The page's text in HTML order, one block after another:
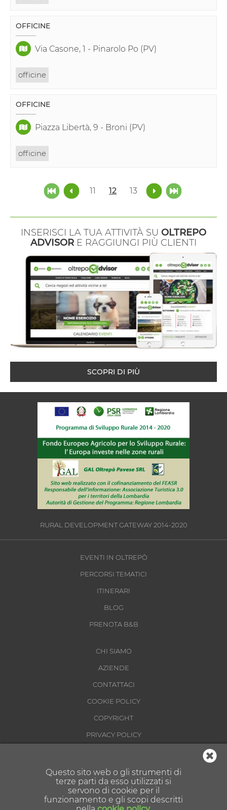
Questo sito web o gli strumenti di
terze parti da esso utilizzati si
servono di cookie per il
funzionamento e gli scopi descritti
OFFICINE
Via Casone, 1 - Pinarolo Po (PV)
officine
OFFICINE
Piazza Libertà, 9 - Broni (PV)
officine
11 12 13
INSERISCI LA TUA ATTIVITÀ SU OLTREPO
ADVISOR E RAGGIUNGI PIÙ CLIENTI
SCOPRI DI PIÙ
RURAL DEVELOPMENT GATEWAY 2014-2020
EVENTI IN OLTREPÒ
PERCORSI TEMATICI
ITINERARI
BLOG
PRENOTA B&B
CHI SIAMO
AZIENDE
CONTATTACI
COOKIE POLICY
COPYRIGHT
PRIVACY POLICY